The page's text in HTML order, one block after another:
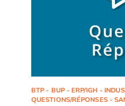
BTP - BUP - ERP/IGH -
QUESTIONS/RÉPONSES -